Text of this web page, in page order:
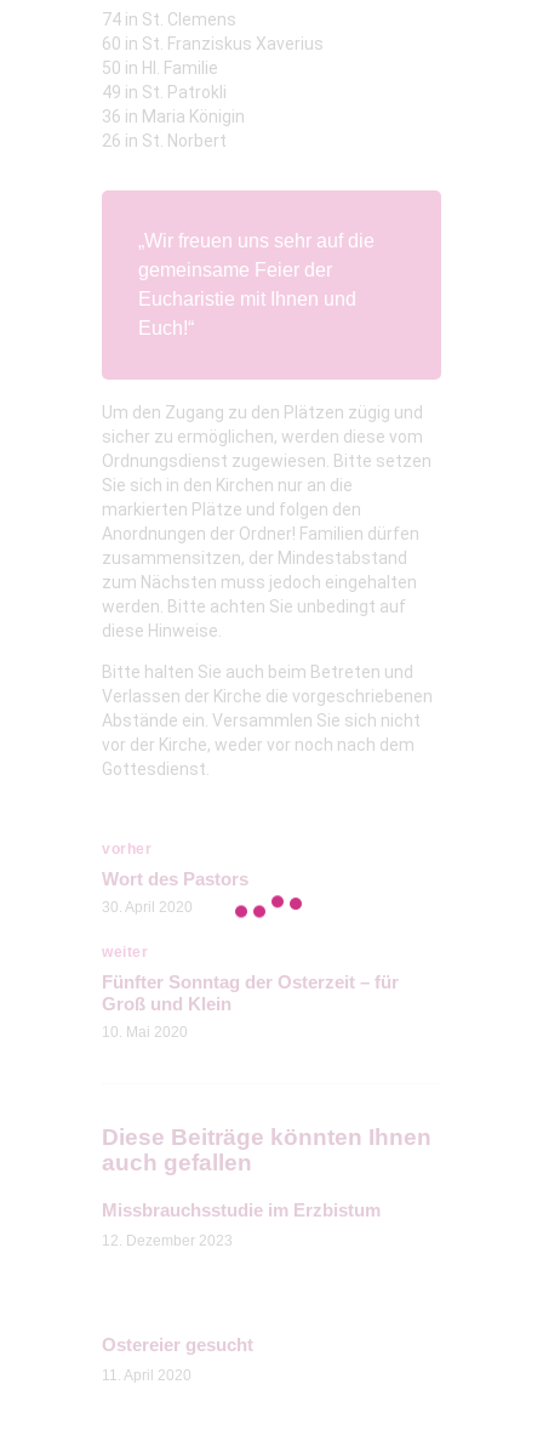
74 in St. Clemens
60 in St. Franziskus Xaverius
50 in Hl. Familie
49 in St. Patrokli
36 in Maria Königin
26 in St. Norbert
„Wir freuen uns sehr auf die
gemeinsame Feier der
Eucharistie mit Ihnen und
Euch!“
Um den Zugang zu den Plätzen zügig und
sicher zu ermöglichen, werden diese vom
Ordnungsdienst zugewiesen. Bitte setzen
Sie sich in den Kirchen nur an die
markierten Plätze und folgen den
Anordnungen der Ordner! Familien dürfen
zusammensitzen, der Mindestabstand
zum Nächsten muss jedoch eingehalten
werden. Bitte achten Sie unbedingt auf
diese Hinweise.
Bitte halten Sie auch beim Betreten und
Verlassen der Kirche die vorgeschriebenen
Abstände ein. Versammlen Sie sich nicht
vor der Kirche, weder vor noch nach dem
Gottesdienst.
vorher
Wort des Pastors
30. April 2020
weiter
Fünfter Sonntag der Osterzeit – für
Groß und Klein
10. Mai 2020
Diese Beiträge könnten Ihnen
auch gefallen
Missbrauchsstudie im Erzbistum
12. Dezember 2023
Ostereier gesucht
11. April 2020